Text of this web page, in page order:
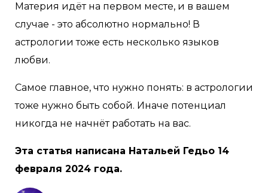
Материя идёт на первом месте, и в вашем
случае - это абсолютно нормально! В
астрологии тоже есть несколько языков
любви.
Самое главное, что нужно понять: в астрологии
тоже нужно быть собой. Иначе потенциал
никогда не начнёт работать на вас.
Эта статья написана Натальей Гедьо 14
февраля 2024 года.